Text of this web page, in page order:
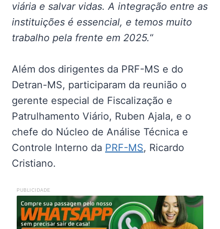
viária e salvar vidas. A integração entre as
instituições é essencial, e temos muito
trabalho pela frente em 2025.“
Além dos dirigentes da PRF-MS e do
Detran-MS, participaram da reunião o
gerente especial de Fiscalização e
Patrulhamento Viário, Ruben Ajala, e o
chefe do Núcleo de Análise Técnica e
Controle Interno da PRF-MS, Ricardo
Cristiano.
PUBLICIDADE